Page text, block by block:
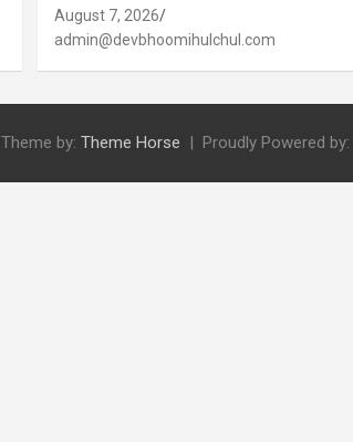
August 7, 2026
admin@devbhoomihulchul.com
Theme by: Theme Horse Proudly Powered by: